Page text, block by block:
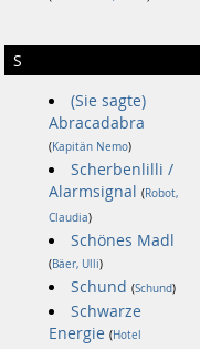
S
(Sie sagte)
Abracadabra
(Kapitän Nemo)
Scherbenlilli /
Alarmsignal (Robot,
Claudia)
Schönes Madl
(Bäer, Ulli)
Schund (Schund)
Schwarze
Energie (Hotel